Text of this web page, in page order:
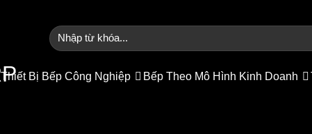
Tìm
kiếm:
Thiết Bị Bếp Công Nghiệp Bếp Theo Mô Hình Kinh Doanh